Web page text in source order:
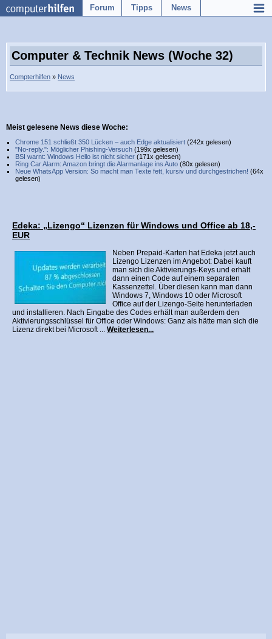
Forum Tipps News
Computer & Technik News (Woche 32)
Compterhilfen » News
Meist gelesene News diese Woche:
Chrome 151 schließt 350 Lücken – auch Edge aktualisiert (242x gelesen)
"No-reply.": Möglicher Phishing-Versuch (199x gelesen)
BSI warnt: Windows Hello ist nicht sicher (171x gelesen)
Ring Car Alarm: Amazon bringt die Alarmanlage ins Auto (80x gelesen)
Neue WhatsApp Version: So macht man Texte fett, kursiv und durchgestrichen! (64x
gelesen)
Edeka: „Lizengo“ Lizenzen für Windows und Office ab 18,-
EUR
Neben Prepaid-Karten hat Edeka jetzt auch
Lizengo Lizenzen im Angebot: Dabei kauft
man sich die Aktivierungs-Keys und erhält
dann einen Code auf einem separaten
Kassenzettel. Über diesen kann man dann
Windows 7, Windows 10 oder Microsoft
Office auf der Lizengo-Seite herunterladen
und installieren. Nach Eingabe des Codes erhält man außerdem den
Aktivierungsschlüssel für Office oder Windows: Ganz als hätte man sich die
Lizenz direkt bei Microsoft ... Weiterlesen...